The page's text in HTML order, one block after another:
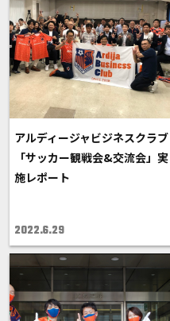
アルディージャビジネスクラブ
「サッカー観戦会&交流会」実
施レポート
2022.6.29